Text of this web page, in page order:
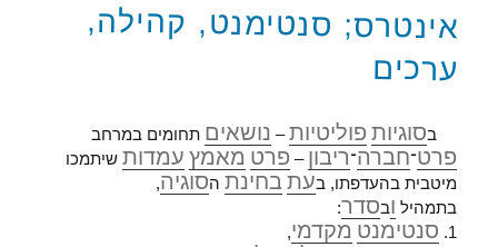
אינטרס; סנטימנט, קהילה,
ערכים
בסוגיות פוליטיות– נושאים תחומים במרחב
פרט־חברה־ריבון – פרט מאמץ עמדות שיתמכו
מיטבית בהעדפתו, בעת בחינת הסוגיה,
בתמהיל ובסדר:
1. סנטימנט מקדמי,